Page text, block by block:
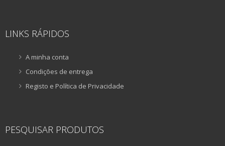
LINKS RÁPIDOS
A minha conta
Condições de entrega
Registo e Política de Privacidade
PESQUISAR PRODUTOS